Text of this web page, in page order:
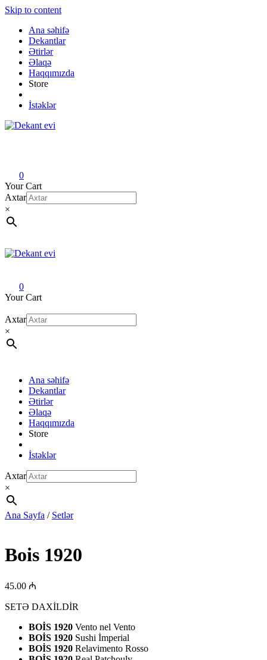
Skip to content
Ana səhifə
Dekantlar
Ətirlər
Əlaqə
Haqqımızda
Store
İstəklər
0
Your Cart
Axtar
×
0
Your Cart
Axtar
×
Ana səhifə
Dekantlar
Ətirlər
Əlaqə
Haqqımızda
Store
İstəklər
Axtar
×
Ana Sayfa / Setlər
Bois 1920
45.00 ₼
SETƏ DAXİLDİR
BOİS 1920 Vento nel Vento
BOİS 1920 Sushi İmperial
BOİS 1920 Relavimento Rosso